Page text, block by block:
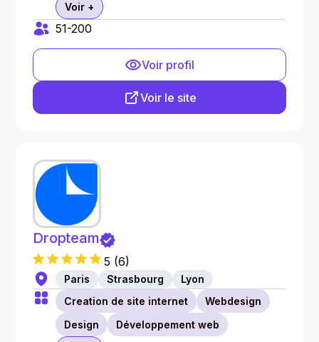
Voir +
51-200
Voir profil
Voir le site
Dropteam
5 (6)
Paris Strasbourg
Lyon
Creation de site internet
Webdesign
Design
Développement web